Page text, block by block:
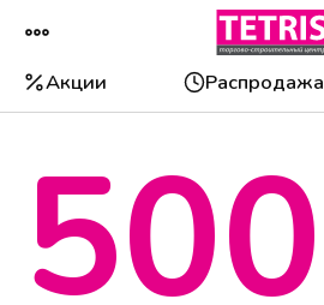
Акции Распродажа
500